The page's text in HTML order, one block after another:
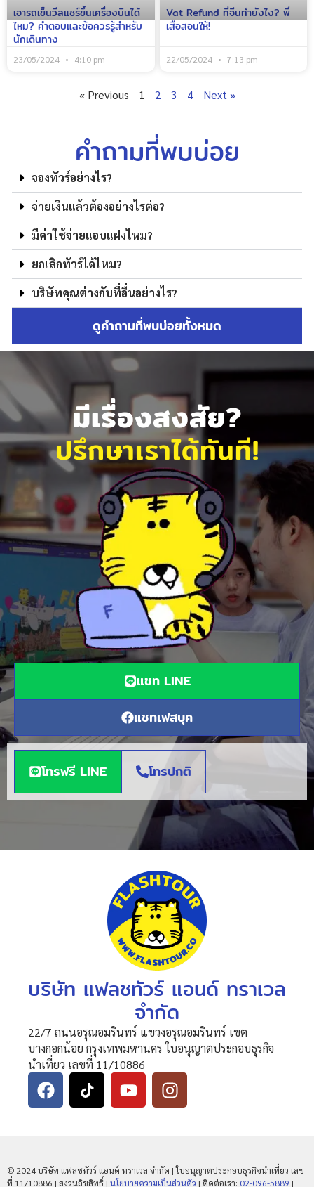
เอารถเข็นวีลแชร์ขึ้นเครื่องบินได้
ไหม? คำตอบและข้อควรรู้สำหรับ
นักเดินทาง
23/05/2024 4:10 pm
Vat Refund ที่จีนทำยังไง? พี่
เสือสอนให้!
22/05/2024 7:13 pm
« Previous 1 2 3 4 Next »
คำถามที่พบบ่อย
จองทัวร์อย่างไร?
จ่ายเงินแล้วต้องอย่างไรต่อ?
มีค่าใช้จ่ายแอบแฝงไหม?
ยกเลิกทัวร์ได้ไหม?
บริษัทคุณต่างกับที่อื่นอย่างไร?
ดูคำถามที่พบบ่อยทั้งหมด
มีเรื่องสงสัย?
ปรึกษาเราได้ทันที!
แชท LINE
แชทเฟสบุค
โทรฟรี LINE โทรปกติ
บริษัท แฟลชทัวร์ แอนด์ ทราเวล
จำกัด
22/7 ถนนอรุณอมรินทร์ แขวงอรุณอมรินทร์ เขต
บางกอกน้อย กรุงเทพมหานคร ใบอนุญาตประกอบธุรกิจ
นำเที่ยว เลขที่ 11/10886
© 2024 บริษัท แฟลชทัวร์ แอนด์ ทราเวล จำกัด | ใบอนุญาตประกอบธุรกิจนำเที่ยว เลข
ที่ 11/10886 | สงวนลิขสิทธิ์ | นโยบายความเป็นส่วนตัว | ติดต่อเรา: 02-096-5889 |